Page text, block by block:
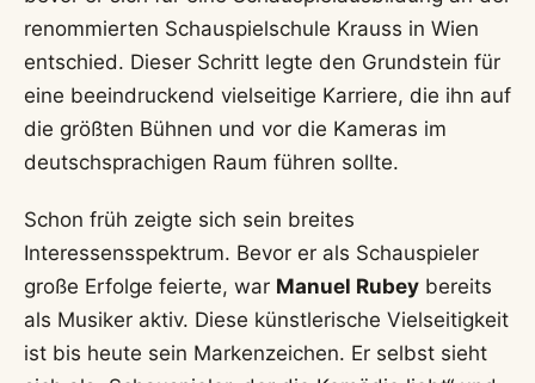
Inhaltsverzeichnis
Der österreichische KünstlerManuel Rubey ist am
18.05.2026 wieder in aller Munde, sei es durch
aktuelle TV-Projekte oder seine Bühnenpräsenz.
Schauspieler, Musiker, Kabarettist und Autor.
Seine Fähigkeit, zwischen ernsten Charakterrollen,
feinsinnigem Humor und Rockmusik zu wechseln,
macht ihn zu einer der interessantesten
Persönlichkeiten der deutschsprachigen